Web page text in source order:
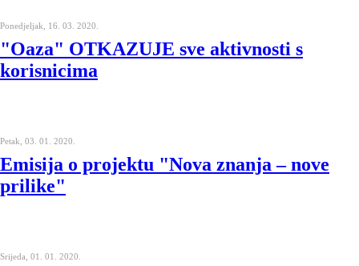
Ponedjeljak, 16. 03. 2020.
"Oaza" OTKAZUJE sve aktivnosti s
korisnicima
Petak, 03. 01. 2020.
Emisija o projektu "Nova znanja – nove
prilike"
Srijeda, 01. 01. 2020.